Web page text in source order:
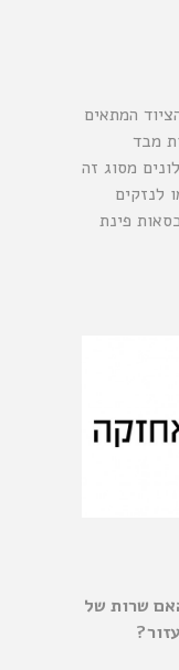
המתאים
מבד
מסוג זה
לנזקים
פינת
שרות של